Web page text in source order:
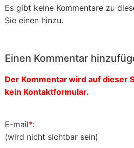
Es gibt keine Kommentare zu
Sie einen hinzu.
Einen Kommentar
Der Kommentar wird auf dieser
kein Kontaktformular.
E-mail*:
(wird nicht sichtbar sein)